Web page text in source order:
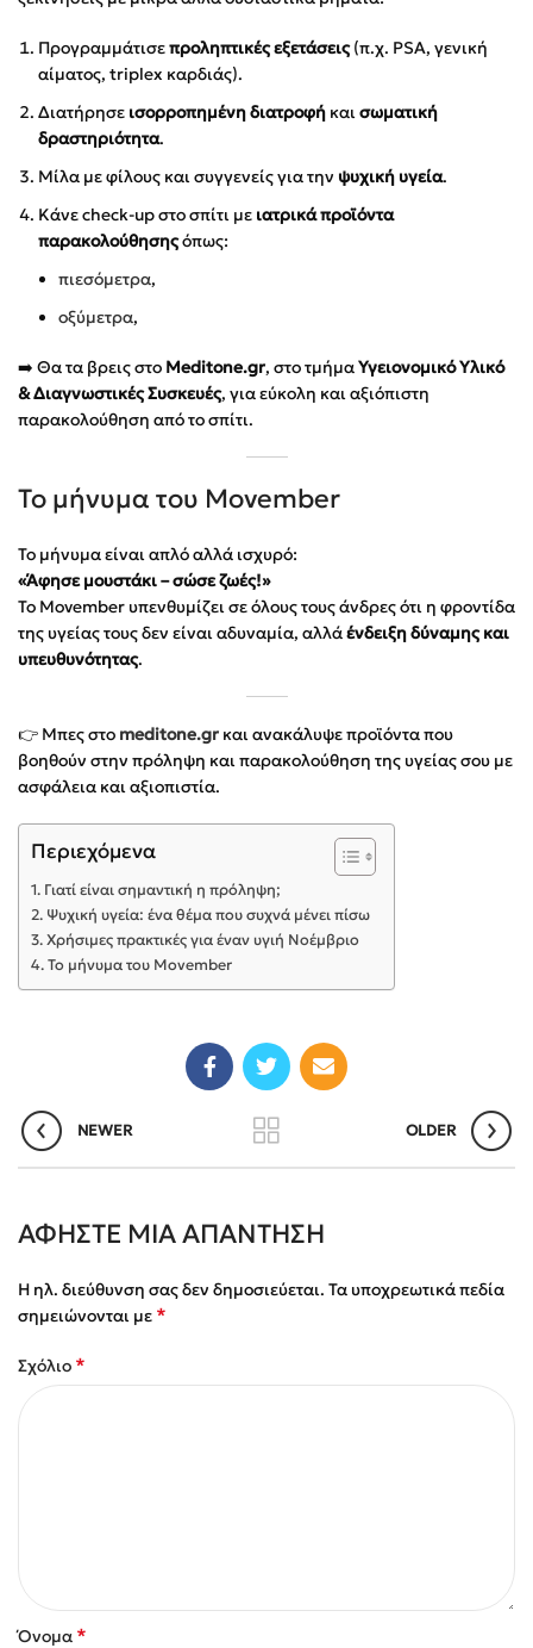
Προγραμμάτισεπροληπτικές εξετάσεις(π.χ. PSA, γενική
αίματος, triplex καρδιάς).
Διατήρησε ισορροπημένη διατροφή καισωματική
δραστηριότητα.
Μίλα με φίλους και συγγενείς για την ψυχική υγεία.
Κάνε check-up στο σπίτι με ιατρικά προϊόντα
παρακολούθησηςόπως:
πιεσόμετρα,
οξύμετρα,
➡️ Θα τα βρεις στο Meditone.gr, στο τμήμαΥγειονομικό Υλικό
& Διαγνωστικές Συσκευές, για εύκολη και αξιόπιστη
παρακολούθηση από το σπίτι.
Το μήνυμα του Movember
Το μήνυμα είναι απλό αλλά ισχυρό:
«Άφησε μουστάκι – σώσε ζωές!»
Το Movember υπενθυμίζει σε όλους τους άνδρες ότι η φροντίδα
της υγείας τους δεν είναι αδυναμία, αλλάένδειξη δύναμης και
υπευθυνότητας.
👉 Μπες στο meditone.gr και ανακάλυψε προϊόντα που
βοηθούν στην πρόληψη και παρακολούθηση της υγείας σου με
ασφάλεια και αξιοπιστία.
Περιεχόμενα
Γιατί είναι σημαντική η πρόληψη;
Ψυχική υγεία: ένα θέμα που συχνά μένει πίσω
Χρήσιμες πρακτικές για έναν υγιή Νοέμβριο
Το μήνυμα του Movember
NEWER OLDER
ΑΦΉΣΤΕ ΜΙΑ ΑΠΆΝΤΗΣΗ
Η ηλ. διεύθυνση σας δεν δημοσιεύεται. Τα υποχρεωτικά πεδία
σημειώνονται με *
Σχόλιο *
Όνομα *